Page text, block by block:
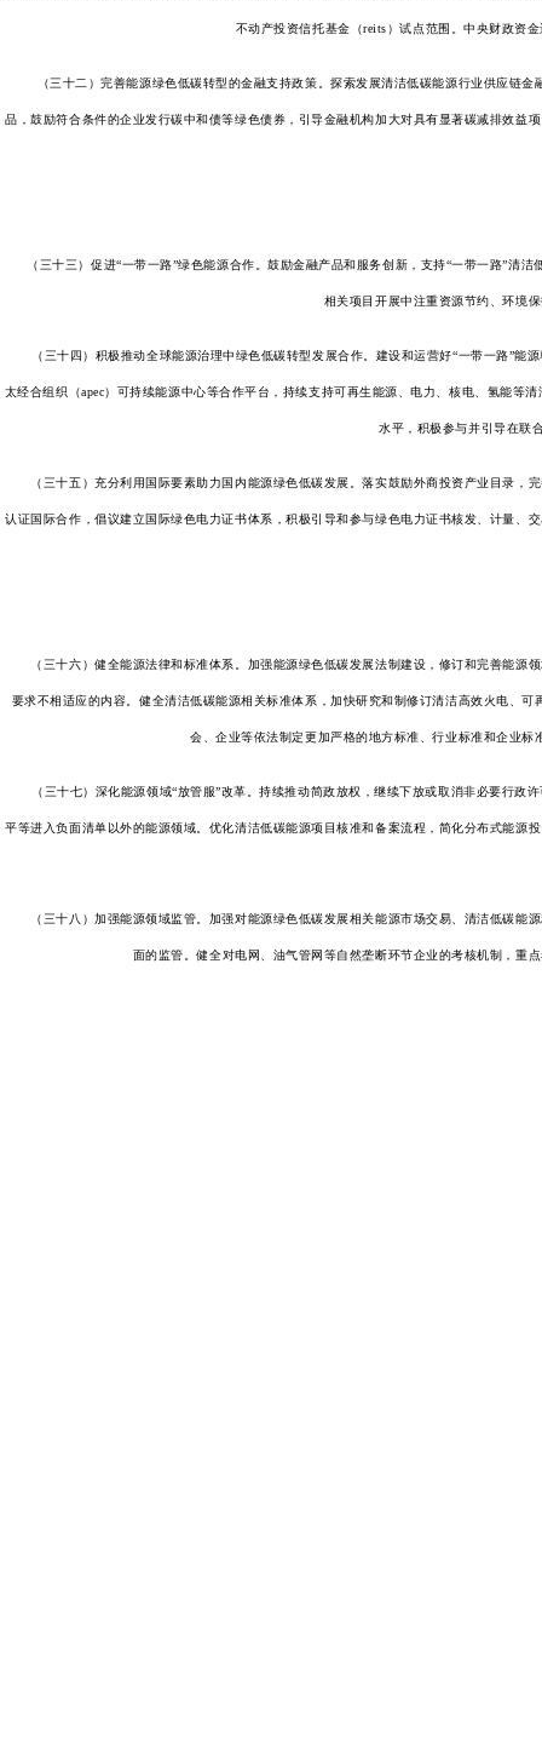
不动产投资信托基金（reits）试点范围。中央财政资
（三十二）完善能源绿色低碳转型的金融支持政策。探索发展清洁低碳能源行业供应链金
品，鼓励符合条件的企业发行碳中和债等绿色债券，引导金融机构加大对具有显著碳减排效
（三十三）促进“一带一路”绿色能源合作。鼓励金融产品和服务创新，支持“一带一路”清洁
相关项目开展中注重资源节约、环境
（三十四）积极推动全球能源治理中绿色低碳转型发展合作。建设和运营好“一带一路”能
太经合组织（apec）可持续能源中心等合作平台，持续支持可再生能源、电力、核电、氢能等
水平，积极参与并引导在联
（三十五）充分利用国际要素助力国内能源绿色低碳发展。落实鼓励外商投资产业目录，
认证国际合作，倡议建立国际绿色电力证书体系，积极引导和参与绿色电力证书核发、计量
（三十六）健全能源法律和标准体系。加强能源绿色低碳发展法制建设，修订和完善能源
要求不相适应的内容。健全清洁低碳能源相关标准体系，加快研究和制修订清洁高效火电、
会、企业等依法制定更加严格的地方标准、行业标准和企业
（三十七）深化能源领域“放管服”改革。持续推动简政放权，继续下放或取消非必要行政
平等进入负面清单以外的能源领域。优化清洁低碳能源项目核准和备案流程，简化分布式能
（三十八）加强能源领域监管。加强对能源绿色低碳发展相关能源市场交易、清洁低碳能
面的监管。健全对电网、油气管网等自然垄断环节企业的考核机制，重